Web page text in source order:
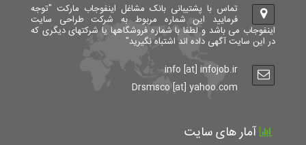
تماس با پشتیبانی بانک مشاغل اینفوجاب مارکت "توجه
فرمایید این شماره مربوط به شرکت طراحی سایت
اینفوجاب می باشد و لطفا با شماره فروشگاهها یا شرکتهای دیگری که
در این سایت آگهی داده اند اشتباه نگیرید"
info [at] infojob.ir
Drsmsco [at] yahoo.com
آمار های سایت